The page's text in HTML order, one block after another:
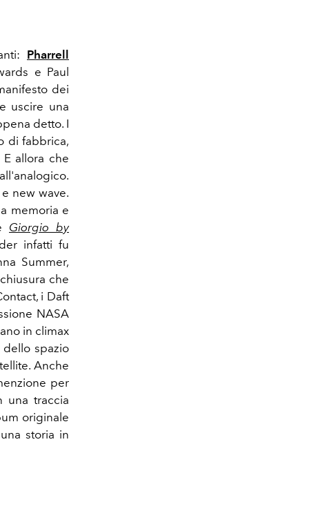
Pharrell
e Paul
dei
uscire una
detto. I
di fabbrica,
allora che
new wave.
memoria e
Giorgio by
infatti fu
Summer,
che
i Daft
NASA
in climax
dello spazio
Anche
per
una traccia
originale
storia in